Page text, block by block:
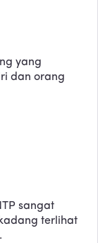
yang
dan orang
sangat
terlihat